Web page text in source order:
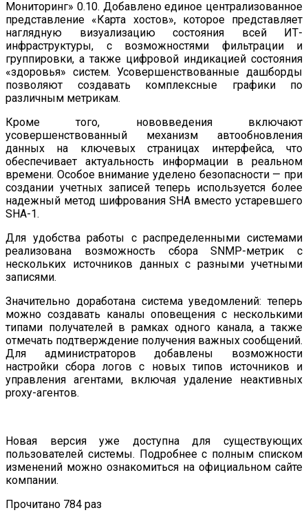
Мониторинг» 0.10. Добавлено единое централизованное
представление «Карта хостов», которое представляет
наглядную визуализацию состояния всей ИТ-
инфраструктуры, с возможностями фильтрации и
группировки, а также цифровой индикацией состояния
«здоровья» систем. Усовершенствованные дашборды
позволяют создавать комплексные графики по
различным метрикам.
Кроме того, нововведения включают
усовершенствованный механизм автообновления
данных на ключевых страницах интерфейса, что
обеспечивает актуальность информации в реальном
времени. Особое внимание уделено безопасности — при
создании учетных записей теперь используется более
надежный метод шифрования SHA вместо устаревшего
SHA-1.
Для удобства работы с распределенными системами
реализована возможность сбора SNMP-метрик с
нескольких источников данных с разными учетными
записями.
Значительно доработана система уведомлений: теперь
можно создавать каналы оповещения с несколькими
типами получателей в рамках одного канала, а также
отмечать подтверждение получения важных сообщений.
Для администраторов добавлены возможности
настройки сбора логов с новых типов источников и
управления агентами, включая удаление неактивных
proxy-агентов.
Новая версия уже доступна для существующих
пользователей системы. Подробнее с полным списком
изменений можно ознакомиться на официальном сайте
компании.
Прочитано 784 раз